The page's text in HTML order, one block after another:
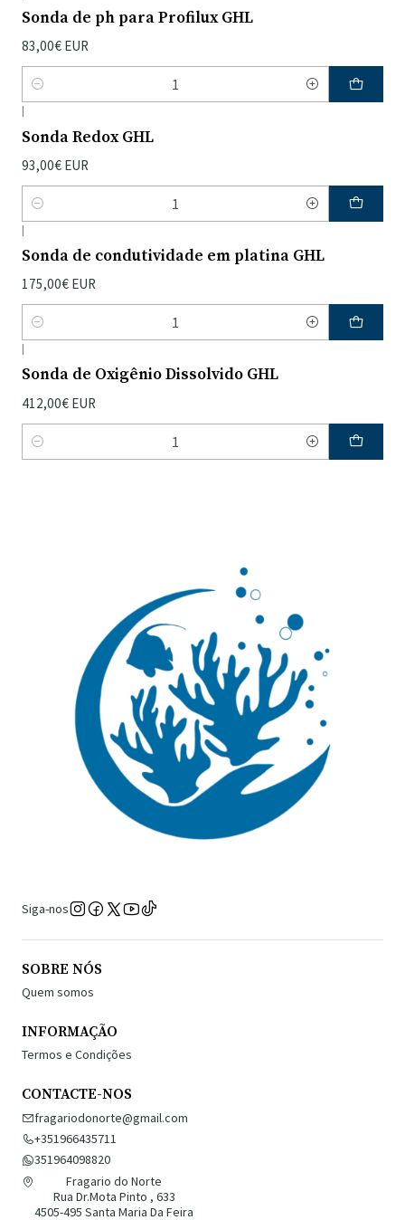
Sonda de ph para Profilux GHL
83,00€ EUR
Quantidade
|
Sonda Redox GHL
93,00€ EUR
Quantidade
|
Sonda de condutividade em platina GHL
175,00€ EUR
Quantidade
|
Sonda de Oxigênio Dissolvido GHL
412,00€ EUR
Quantidade
Siga-nos
SOBRE NÓS
Quem somos
INFORMAÇÃO
Termos e Condições
CONTACTE-NOS
fragariodonorte@gmail.com
+351966435711
351964098820
Fragario do Norte
Rua Dr.Mota Pinto , 633
4505-495 Santa Maria Da Feira